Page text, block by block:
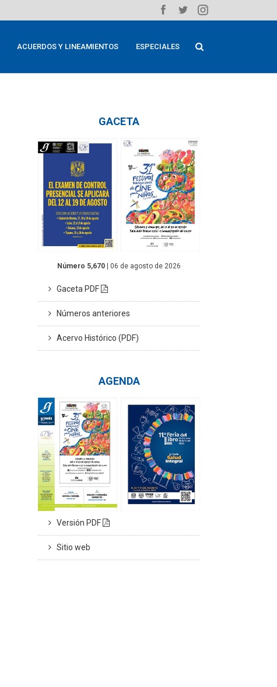
ACUERDOS Y LINEAMIENTOS ESPECIALES
GACETA
Número 5,670 | 06 de agosto de 2026
Gaceta PDF
Números anteriores
Acervo Histórico (PDF)
AGENDA
Versión PDF
Sitio web